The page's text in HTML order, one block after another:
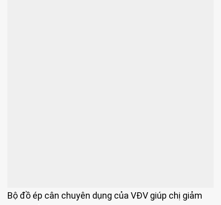
Bộ đồ ép cân chuyên dụng của VĐV giúp chị giảm